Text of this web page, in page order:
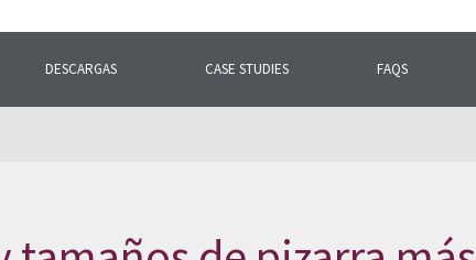
DESCARGAS CASE STUDIES FAQS